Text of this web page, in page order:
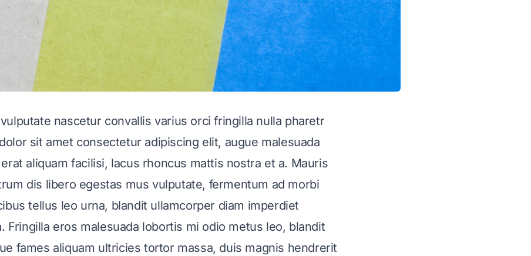
nascetur convallis varius orci fringilla nulla pharetr
sit amet consectetur adipiscing elit, augue malesuada
aliquam facilisi, lacus rhoncus mattis nostra et a. Mauris
dis libero egestas mus vulputate, fermentum ad morbi
tellus leo urna, blandit ullamcorper diam imperdiet
Fringilla eros malesuada lobortis mi odio metus leo, blandit
fames aliquam ultricies tortor massa, duis magnis hendrerit